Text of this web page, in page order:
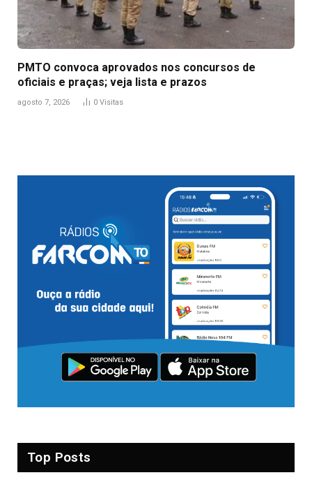
PMTO convoca aprovados nos concursos de
oficiais e praças; veja lista e prazos
agosto 7, 2026 0 Visitas
Top Posts